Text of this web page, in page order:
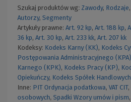
Szukaj produktów wg: Zawody, Rodzaje,
Autorzy, Segmenty
Artykuły prawne: Art. 92 kp, Art. 188 kp,
36 kp, Art. 30 kp, Art. 233 kk, Art. 207 kk
Kodeksy: Kodeks Karny (KK), Kodeks
Postępowania Administracyjnego (KPA)
Karnego (KPK), Kodeks Pracy (KP),
Opiekuńczy, Kodeks Spółek Handlowych
Inne: PIT Ordynacja podatkowa, VAT CIT,
osobowych, Spadki Wzory umów i pism,